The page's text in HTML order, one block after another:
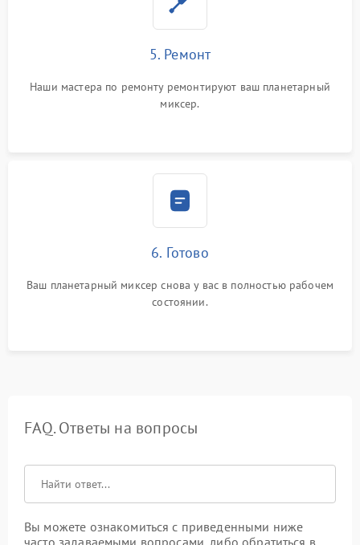
5. Ремонт
Наши мастера по ремонту ремонтируют ваш планетарный
миксер.
6. Готово
Ваш планетарный миксер снова у вас в полностью рабочем
состоянии.
FAQ. Ответы на вопросы
Вы можете ознакомиться с приведенными ниже
часто задаваемыми вопросами, либо обратиться в